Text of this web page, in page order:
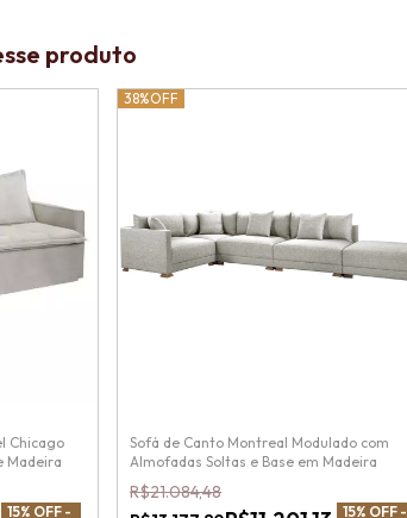
produto
Chicago
Madeira
15% OFF -
38%OFF
Sofá de Canto Montreal Modulado com
Almofadas Soltas e Base em Madeira
R$21.084,48
15% OFF -